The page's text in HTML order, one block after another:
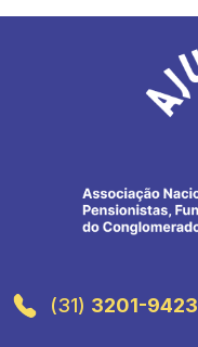
(31) 3201-9423